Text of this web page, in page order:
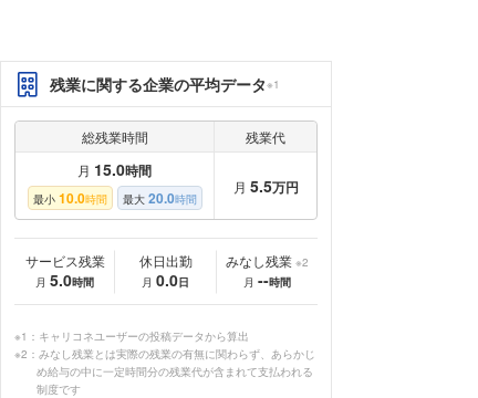
残業に関する企業の平均データ※1
総残業時間
残業代
月 15.0時間
最小 10.0時間 最大 20.0時間
月 5.5万円
サービス残業
月5.0時間
休日出勤
月0.0日
みなし残業 ※2
月 --時間
※1：キャリコネユーザーの投稿データから算出
※2：みなし残業とは実際の残業の有無に関わらず、あらかじ
め給与の中に一定時間分の残業代が含まれて支払われる
制度です